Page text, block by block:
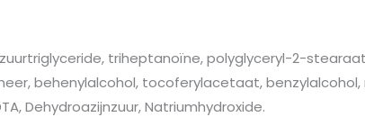
triheptanoïne, polyglyceryl-2-
behenylalcohol, tocoferylacetaat,
Dehydroazijnzuur, Natriumhydroxide.